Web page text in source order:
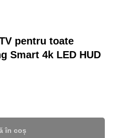
pentru toate
Smart 4k LED HUD
în coș